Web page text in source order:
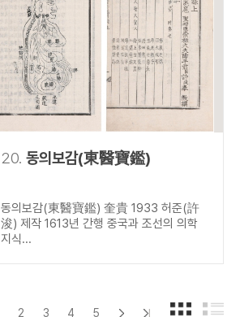
20. 동의보감(東醫寶鑑)
동의보감(東醫寶鑑) 奎貴 1933 허준(許
浚) 제작 1613년 간행 중국과 조선의 의학
지식...
2 3 4 5